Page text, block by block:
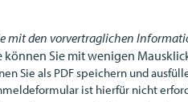
mit den vorvertraglichen
können Sie mit wenigen
Sie als PDFspeichern und
ist hierfür nicht